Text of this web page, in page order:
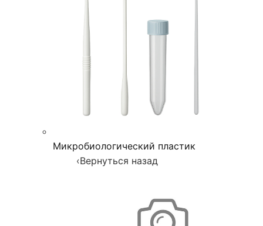
Микробиологический пластик
‹Вернуться назад